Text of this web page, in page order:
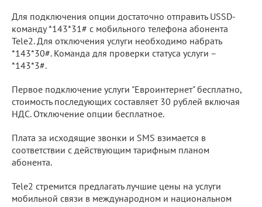
Для подключения опции достаточно отправить USSD-
команду *143*31# с мобильного телефона абонента
Tele2. Для отключения услуги необходимо набрать
*143*30#. Команда для проверки статуса услуги –
*143*3#.
Первое подключение услуги "Евроинтернет" бесплатно,
стоимость последующих составляет 30 рублей включая
НДС. Отключение опции бесплатное.
Плата за исходящие звонки и SMS взимается в
соответствии с действующим тарифным планом
абонента.
Tele2 стремится предлагать лучшие цены на услуги
мобильной связи в международном и национальном